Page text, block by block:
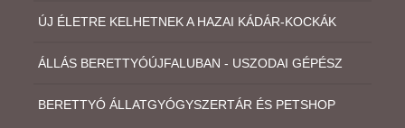
ÚJ ÉLETRE KELHETNEK A HAZAI KÁDÁR-KOCKÁK
ÁLLÁS BERETTYÓÚJFALUBAN - USZODAI GÉPÉSZ
BERETTYÓ ÁLLATGYÓGYSZERTÁR ÉS PETSHOP